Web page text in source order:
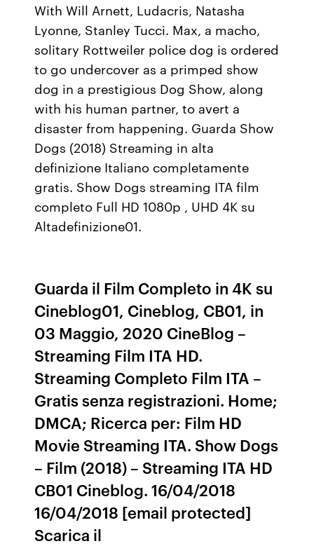
With Will Arnett, Ludacris, Natasha
Lyonne, Stanley Tucci. Max, a macho,
solitary Rottweiler police dog is ordered
to go undercover as a primped show
dog in a prestigious Dog Show, along
with his human partner, to avert a
disaster from happening. Guarda Show
Dogs (2018) Streaming in alta
definizione Italiano completamente
gratis. Show Dogs streaming ITA film
completo Full HD 1080p , UHD 4K su
Altadefinizione01.
Guarda il Film Completo in 4K su
Cineblog01, Cineblog, CB01, in
03 Maggio, 2020 CineBlog –
Streaming Film ITA HD.
Streaming Completo Film ITA –
Gratis senza registrazioni. Home;
DMCA; Ricerca per: Film HD
Movie Streaming ITA. Show Dogs
– Film (2018) – Streaming ITA HD
CB01 Cineblog. 16/04/2018
16/04/2018 [email protected]
Scarica il